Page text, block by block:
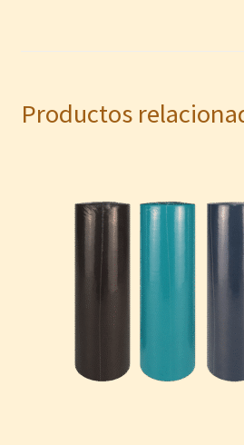
Productos